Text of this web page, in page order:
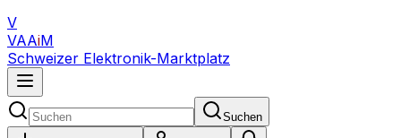
V
VAAiM
Schweizer Elektronik-Marktplatz
Suchen